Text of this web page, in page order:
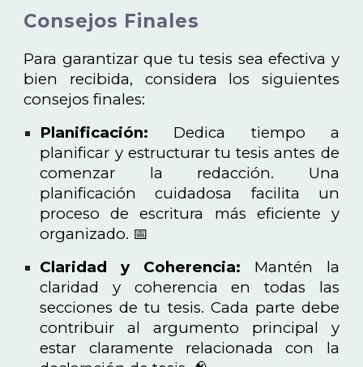
Consejos Finales
Para garantizar que tu tesis sea efectiva y
bien recibida, considera los siguientes
consejos finales:
Planificación: Dedica tiempo a
planificar y estructurar tu tesis antes de
comenzar la redacción. Una
planificación cuidadosa facilita un
proceso de escritura más eficiente y
organizado. 📅
Claridad y Coherencia: Mantén la
claridad y coherencia en todas las
secciones de tu tesis. Cada parte debe
contribuir al argumento principal y
estar claramente relacionada con la